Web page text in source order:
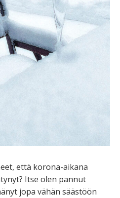
että korona-aikana
Itse olen pannut
jopa vähän säästöön